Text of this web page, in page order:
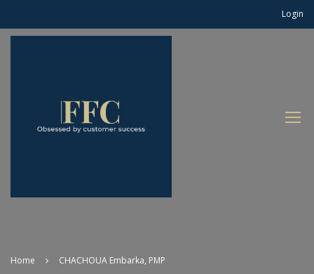
Login
Home CHACHOUA Embarka, PMP